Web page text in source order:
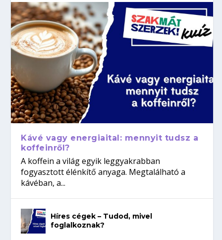
Kávé vagy energiaital: mennyit tudsz a
koffeinről?
A koffein a világ egyik leggyakrabban
fogyasztott élénkítő anyaga. Megtalálható a
kávéban, a...
Híres cégek – Tudod, mivel
foglalkoznak?